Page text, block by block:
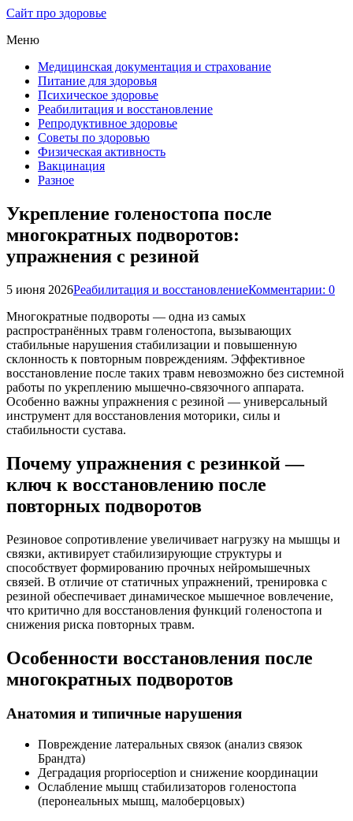
Сайт про здоровье
Меню
Медицинская документация и страхование
Питание для здоровья
Психическое здоровье
Реабилитация и восстановление
Репродуктивное здоровье
Советы по здоровью
Физическая активность
Вакцинация
Разное
Укрепление голеностопа после
многократных подворотов:
упражнения с резиной
5 июня 2026Реабилитация и восстановлениеКомментарии: 0
Многократные подвороты — одна из самых
распространённых травм голеностопа, вызывающих
стабильные нарушения стабилизации и повышенную
склонность к повторным повреждениям. Эффективное
восстановление после таких травм невозможно без системной
работы по укреплению мышечно-связочного аппарата.
Особенно важны упражнения с резиной — универсальный
инструмент для восстановления моторики, силы и
стабильности сустава.
Почему упражнения с резинкой —
ключ к восстановлению после
повторных подворотов
Резиновое сопротивление увеличивает нагрузку на мышцы и
связки, активирует стабилизирующие структуры и
способствует формированию прочных нейромышечных
связей. В отличие от статичных упражнений, тренировка с
резиной обеспечивает динамическое мышечное вовлечение,
что критично для восстановления функций голеностопа и
снижения риска повторных травм.
Особенности восстановления после
многократных подворотов
Анатомия и типичные нарушения
Повреждение латеральных связок (анализ связок
Брандта)
Деградация proprioception и снижение координации
Ослабление мышц стабилизаторов голеностопа
(перонеальных мышц, малоберцовых)